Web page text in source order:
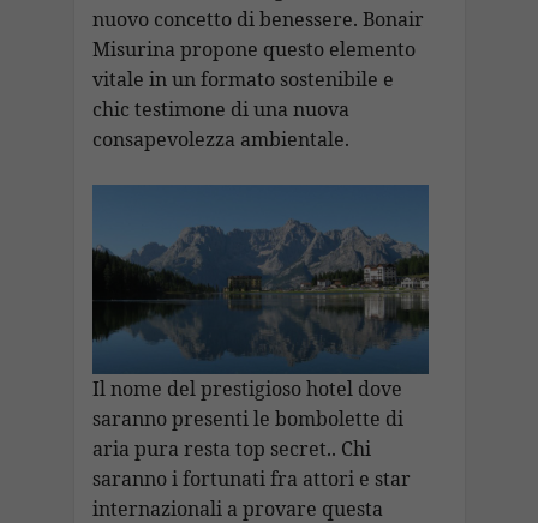
nuovo concetto di benessere. Bonair
Misurina propone questo elemento
vitale in un formato sostenibile e
chic testimone di una nuova
consapevolezza ambientale.
Il nome del prestigioso hotel dove
saranno presenti le bombolette di
aria pura resta top secret.. Chi
saranno i fortunati fra attori e star
internazionali a provare questa